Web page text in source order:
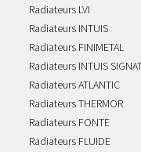
Radiateurs LVI
Radiateurs INTUIS
Radiateurs FINIMETAL
Radiateurs INTUIS
Radiateurs ATLANTIC
Radiateurs THERMOR
Radiateurs FONTE
Radiateurs FLUIDE